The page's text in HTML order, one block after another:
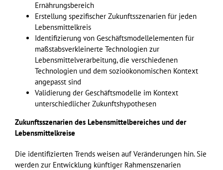
Ernährungsbereich
Erstellung spezifischer Zukunftsszenarien für jeden
Lebensmittelkreis
Identifizierung von Geschäftsmodellelementen für
maßstabsverkleinerte Technologien zur
Lebensmittelverarbeitung,die verschiedenen
Technologien und dem sozioökonomischen Kontext
angepasst sind
Validierung der Geschäftsmodelle im Kontext
unterschiedlicher Zukunftshypothesen
Zukunftsszenarien des Lebensmittelbereiches und der
Lebensmittelkreise
Die identifizierten Trends weisen auf Veränderungen hin. Sie
werden zur Entwicklung künftiger Rahmenszenarien